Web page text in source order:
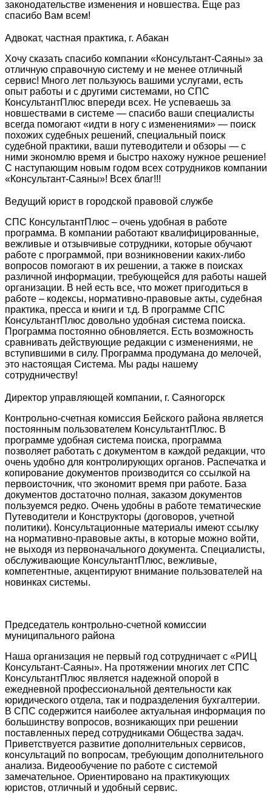
законодательстве изменения и новшества. Еще раз
спасибо Вам всем!
Адвокат, частная практика, г. Абакан
Хочу сказать спасибо компании «Консультант-Саяны» за
отличную справочную систему и не менее отличный
сервис! Много лет пользуюсь вашими услугами, есть
опыт работы и с другими системами, но СПС
КонсультантПлюс впереди всех. Не успеваешь за
новшествами в системе — спасибо ваши специалисты
всегда помогают «идти в ногу с изменениями» — поиск
похожих судебных решений, специальный поиск
судебной практики, ваши путеводители и обзоры — с
ними экономлю время и быстро нахожу нужное решение!
С наступающим новым годом всех сотрудников компании
«Консультант-Саяны»! Всех благ!!!
Ведущий юрист в городской правовой службе
СПС КонсультантПлюс – очень удобная в работе
программа. В компании работают квалифицированные,
вежливые и отзывчивые сотрудники, которые обучают
работе с программой, при возникновении каких-либо
вопросов помогают в их решении, а также в поисках
различной информации, требующейся для работы нашей
организации. В ней есть все, что может пригодиться в
работе – кодексы, нормативно-правовые акты, судебная
практика, пресса и книги и т.д. В программе СПС
КонсультантПлюс довольно удобная система поиска.
Программа постоянно обновляется. Есть возможность
сравнивать действующие редакции с изменениями, не
вступившими в силу. Программа продумана до мелочей,
это настоящая Система. Мы рады нашему
сотрудничеству!
Директор управляющей компании, г. Саяногорск
Контрольно-счетная комиссия Бейского района является
постоянным пользователем КонсультантПлюс. В
программе удобная система поиска, программа
позволяет работать с документом в каждой редакции, что
очень удобно для контролирующих органов. Распечатка и
копирование документов производится со ссылкой на
первоисточник, что экономит время при работе. База
документов достаточно полная, заказом документов
пользуемся редко. Очень удобны в работе тематические
Путеводители и Конструкторы (договоров, учетной
политики). Консультационные материалы имеют ссылку
на нормативно-правовые акты, в которые можно войти,
не выходя из первоначального документа. Специалисты,
обслуживающие КонсультантПлюс, вежливые,
компетентные, акцентируют внимание пользователей на
новинках системы.
Председатель контрольно-счетной комиссии
муниципального района
Наша организация не первый год сотрудничает с «РИЦ
Консультант-Саяны». На протяжении многих лет СПС
КонсультантПлюс является надежной опорой в
ежедневной профессиональной деятельности как
юридического отдела, так и подразделения бухгалтерии.
В СПС содержится наиболее актуальная информация по
большинству вопросов, возникающих при решении
поставленных перед сотрудниками Общества задач.
Приветствуется развитие дополнительных сервисов,
консультаций по вопросам, требующим дополнительного
анализа. Видеообучение по работе с системой
замечательное. Ориентировано на практикующих
юристов, отличный и удобный сервис.